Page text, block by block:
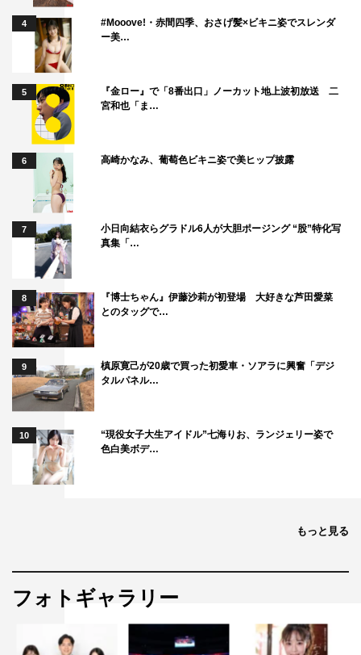
4
#Mooove!・赤間四季、おさげ髪×ビキニ姿でスレンダ
ー美…
5
『金ロー』で「8番出口」ノーカット地上波初放送 二
宮和也「ま…
6 高崎かなみ、葡萄色ビキニ姿で美ヒップ披露
7
小日向結衣らグラドル6人が大胆ポージング “股”特化写
真集「…
8
『博士ちゃん』伊藤沙莉が初登場 大好きな芦田愛菜
とのタッグで…
9
槙原寛己が20歳で買った初愛車・ソアラに興奮「デジ
タルパネル…
10
“現役女子大生アイドル”七海りお、ランジェリー姿で
色白美ボデ…
もっと見る
フォトギャラリー